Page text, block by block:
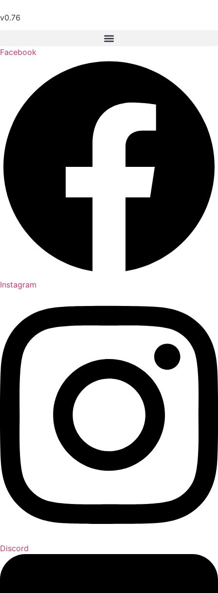
do
v0.76
Facebook
Instagram
Discord